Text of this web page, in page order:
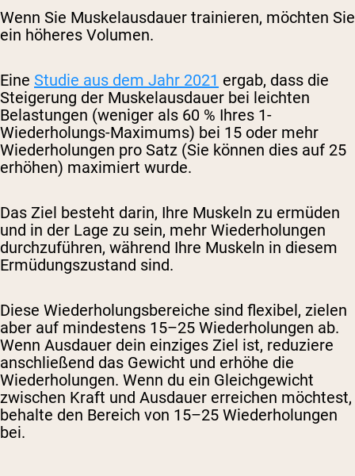
Wenn Sie Muskelausdauer trainieren, möchten Sie
ein höheres Volumen.
Eine Studie aus dem Jahr 2021 ergab, dass die
Steigerung der Muskelausdauer bei leichten
Belastungen (weniger als 60 % Ihres 1-
Wiederholungs-Maximums) bei 15 oder mehr
Wiederholungen pro Satz (Sie können dies auf 25
erhöhen) maximiert wurde.
Das Ziel besteht darin, Ihre Muskeln zu ermüden
und in der Lage zu sein, mehr Wiederholungen
durchzuführen, während Ihre Muskeln in diesem
Ermüdungszustand sind.
Diese Wiederholungsbereiche sind flexibel, zielen
aber auf mindestens 15–25 Wiederholungen ab.
Wenn Ausdauer dein einziges Ziel ist, reduziere
anschließend das Gewicht und erhöhe die
Wiederholungen. Wenn du ein Gleichgewicht
zwischen Kraft und Ausdauer erreichen möchtest,
behalte den Bereich von 15–25 Wiederholungen
bei.